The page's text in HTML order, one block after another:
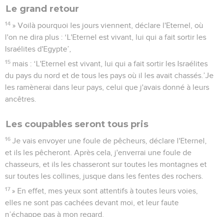
Le grand retour
14 » Voilà pourquoi les jours viennent, déclare l'Eternel, où
l'on ne dira plus : ‘L'Eternel est vivant, lui qui a fait sortir les
Israélites d'Egypte’,
15 mais : ‘L'Eternel est vivant, lui qui a fait sortir les Israélites
du pays du nord et de tous les pays où il les avait chassés.’Je
les ramènerai dans leur pays, celui que j'avais donné à leurs
ancêtres.
Les coupables seront tous pris
16 Je vais envoyer une foule de pêcheurs, déclare l'Eternel,
et ils les pêcheront. Après cela, j'enverrai une foule de
chasseurs, et ils les chasseront sur toutes les montagnes et
sur toutes les collines, jusque dans les fentes des rochers.
17 » En effet, mes yeux sont attentifs à toutes leurs voies,
elles ne sont pas cachées devant moi, et leur faute
n’échappe pas à mon regard.